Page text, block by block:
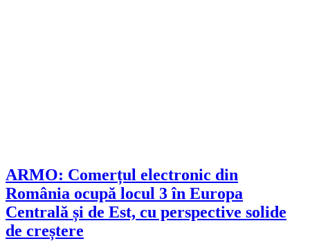
ARMO: Comerțul electronic din
România ocupă locul 3 în Europa
Centrală și de Est, cu perspective solide
de creștere